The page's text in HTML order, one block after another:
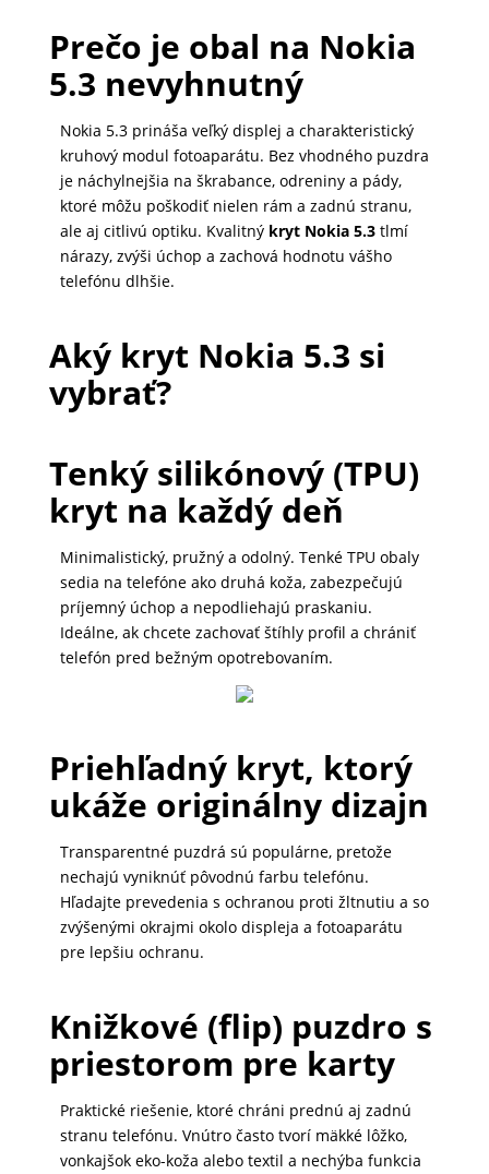
NOTEBOOK
GAMING
AUTOPRÍSLUŠENSTVO
POPSOCKETY
SMART
PRÍSLUŠENSTVO
SPOTREBIČE
ŽIVOTNÝ
OUTDOOR
Prečo je obal na Nokia
5.3 nevyhnutný
Nokia 5.3 prináša veľký displej a charakteristický
kruhový modul fotoaparátu. Bez vhodného puzdra
je náchylnejšia na škrabance, odreniny a pády,
ktoré môžu poškodiť nielen rám a zadnú stranu,
ale aj citlivú optiku. Kvalitný kryt Nokia 5.3tlmí
nárazy, zvýši úchop a zachová hodnotu vášho
telefónu dlhšie.
Aký kryt Nokia 5.3 si
vybrať?
Tenký silikónový (TPU)
kryt na každý deň
Minimalistický, pružný a odolný. Tenké TPU obaly
sedia na telefóne ako druhá koža, zabezpečujú
príjemný úchop a nepodliehajú praskaniu.
Ideálne, ak chcete zachovať štíhly profil a chrániť
telefón pred bežným opotrebovaním.
Priehľadný kryt, ktorý
ukáže originálny dizajn
Transparentné puzdrá sú populárne, pretože
nechajú vyniknúť pôvodnú farbu telefónu.
Hľadajte prevedenia s ochranou proti žltnutiu a so
zvýšenými okrajmi okolo displeja a fotoaparátu
pre lepšiu ochranu.
Knižkové (flip) puzdro s
priestorom pre karty
Praktické riešenie, ktoré chráni prednú aj zadnú
stranu telefónu. Vnútro často tvorí mäkké lôžko,
vonkajšok eko-koža alebo textil a nechýba funkcia